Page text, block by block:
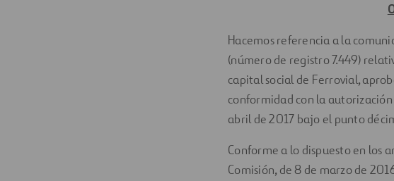
Hacemos referencia a la
(número de registro 7.449)
capital social de Ferrovial,
conformidad con la
abril de 2017 bajo el punto
Conforme a lo dispuesto en los
Comisión, de 8 de marzo de